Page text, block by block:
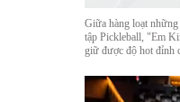
Giữa hàng loạt
tập Pickleball, "Em
giữ được độ hot đỉnh